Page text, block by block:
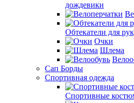
дождевики
Обтекатели для
Очки
Шлема
Сап Борды
Спортивная одежда
Спортивные